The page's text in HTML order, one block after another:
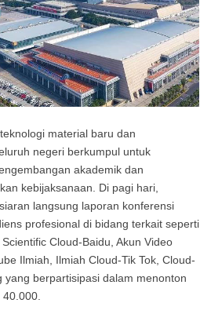
material baru dan
negeri berkumpul untuk
akademik dan
kebijaksanaan. Di pagi hari,
langsung laporan konferensi
profesional di bidang terkait seperti
Cloud-Baidu, Akun Video
Ilmiah, Ilmiah Cloud-Tik Tok, Cloud-
yang berpartisipasi dalam menonton